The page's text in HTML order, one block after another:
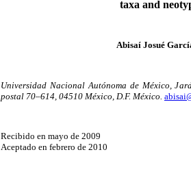
taxa and
Abisaí Josué
Universidad Nacional Autónoma de México,
postal 70–614, 04510 México, D.F. México.
Recibido en mayo de 2009
Aceptado en febrero de 2010